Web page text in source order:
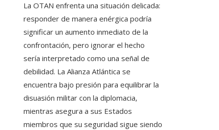
La OTAN enfrenta una situación delicada:
responder de manera enérgica podría
significar un aumento inmediato de la
confrontación, pero ignorar el hecho
sería interpretado como una señal de
debilidad. La Alianza Atlántica se
encuentra bajo presión para equilibrar la
disuasión militar con la diplomacia,
mientras asegura a sus Estados
miembros que su seguridad sigue siendo